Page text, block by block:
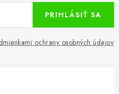
ochrany osobných údajov
PRIHLÁSIŤ SA